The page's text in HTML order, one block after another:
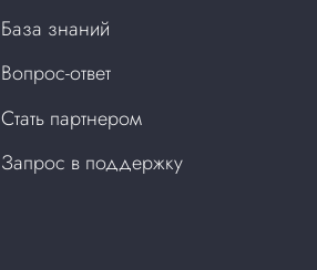
База знаний
Вопрос-ответ
Стать партнером
Запрос в поддержку